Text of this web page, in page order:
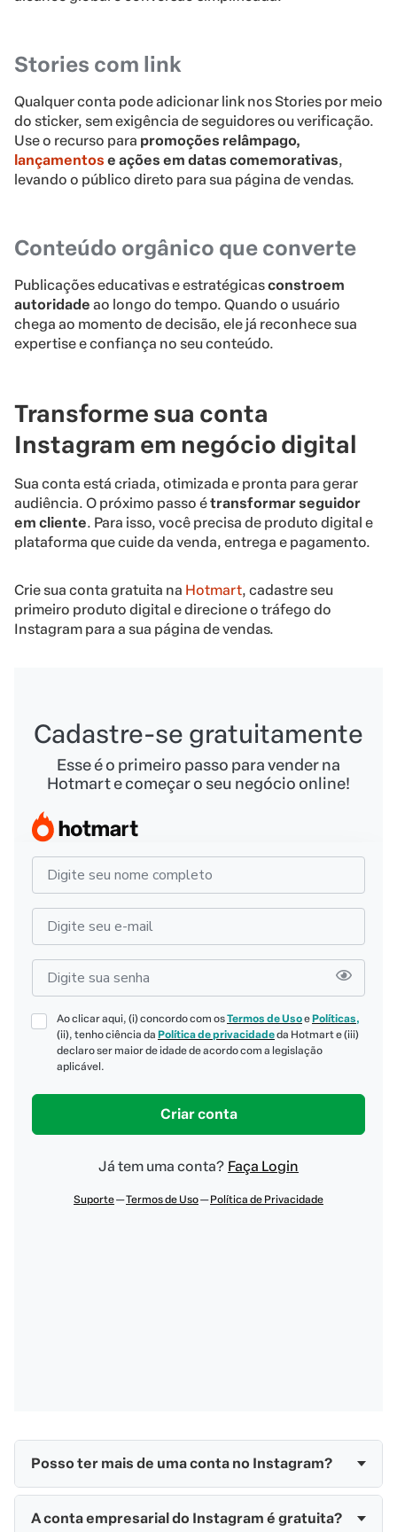
Stories com link
Qualquer conta pode adicionar link nos Stories por meio
do sticker, sem exigência de seguidores ou verificação.
Use o recurso para promoções relâmpago,
lançamentos e ações em datas comemorativas,
levando o público direto para sua página de vendas.
Conteúdo orgânico que converte
Publicações educativas e estratégicasconstroem
autoridade ao longo do tempo. Quando o usuário
chega ao momento de decisão, ele já reconhece sua
expertise e confiança no seu conteúdo.
Transforme sua conta
Instagram em negócio digital
Sua conta está criada, otimizada e pronta para gerar
audiência. O próximo passo étransformar seguidor
em cliente. Para isso, você precisa de produto digital e
plataforma que cuide da venda, entrega e pagamento.
Crie sua conta gratuita na Hotmart, cadastre seu
primeiro produto digital e direcione o tráfego do
Instagram para a sua página de vendas.
Cadastre-se gratuitamente
Esse é o primeiro passo para vender na
Hotmart e começar o seu negócio online!
Posso ter mais de uma conta no Instagram?
A conta empresarial do Instagram é gratuita?